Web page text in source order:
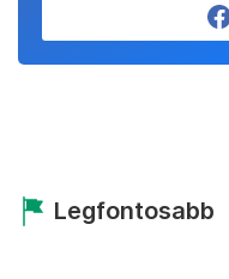
Legfontosabb